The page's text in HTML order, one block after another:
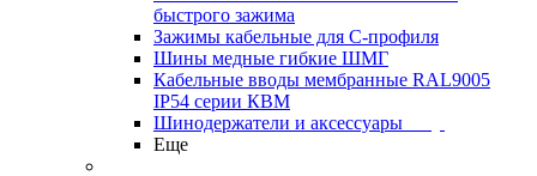
быстрого зажима
Зажимы кабельные для С-профиля
Шины медные гибкие ШМГ
Кабельные вводы мембранные RAL9005
IP54 серии КВМ
Шинодержатели и аксессуары
Еще